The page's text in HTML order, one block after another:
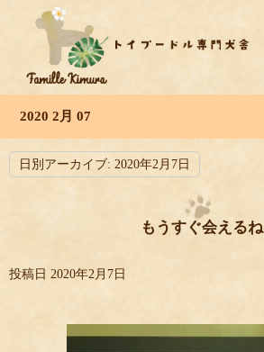
2020 2月 07
日別アーカイブ: 2020年2月7日
もうすぐ会えるね
投稿日 2020年2月7日